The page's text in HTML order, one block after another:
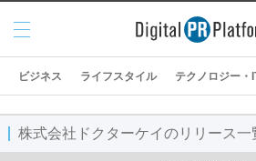
メニ
ュー
ビジネス ライフスタイル テクノロジー・
株式会社ドクターケイのリリース一